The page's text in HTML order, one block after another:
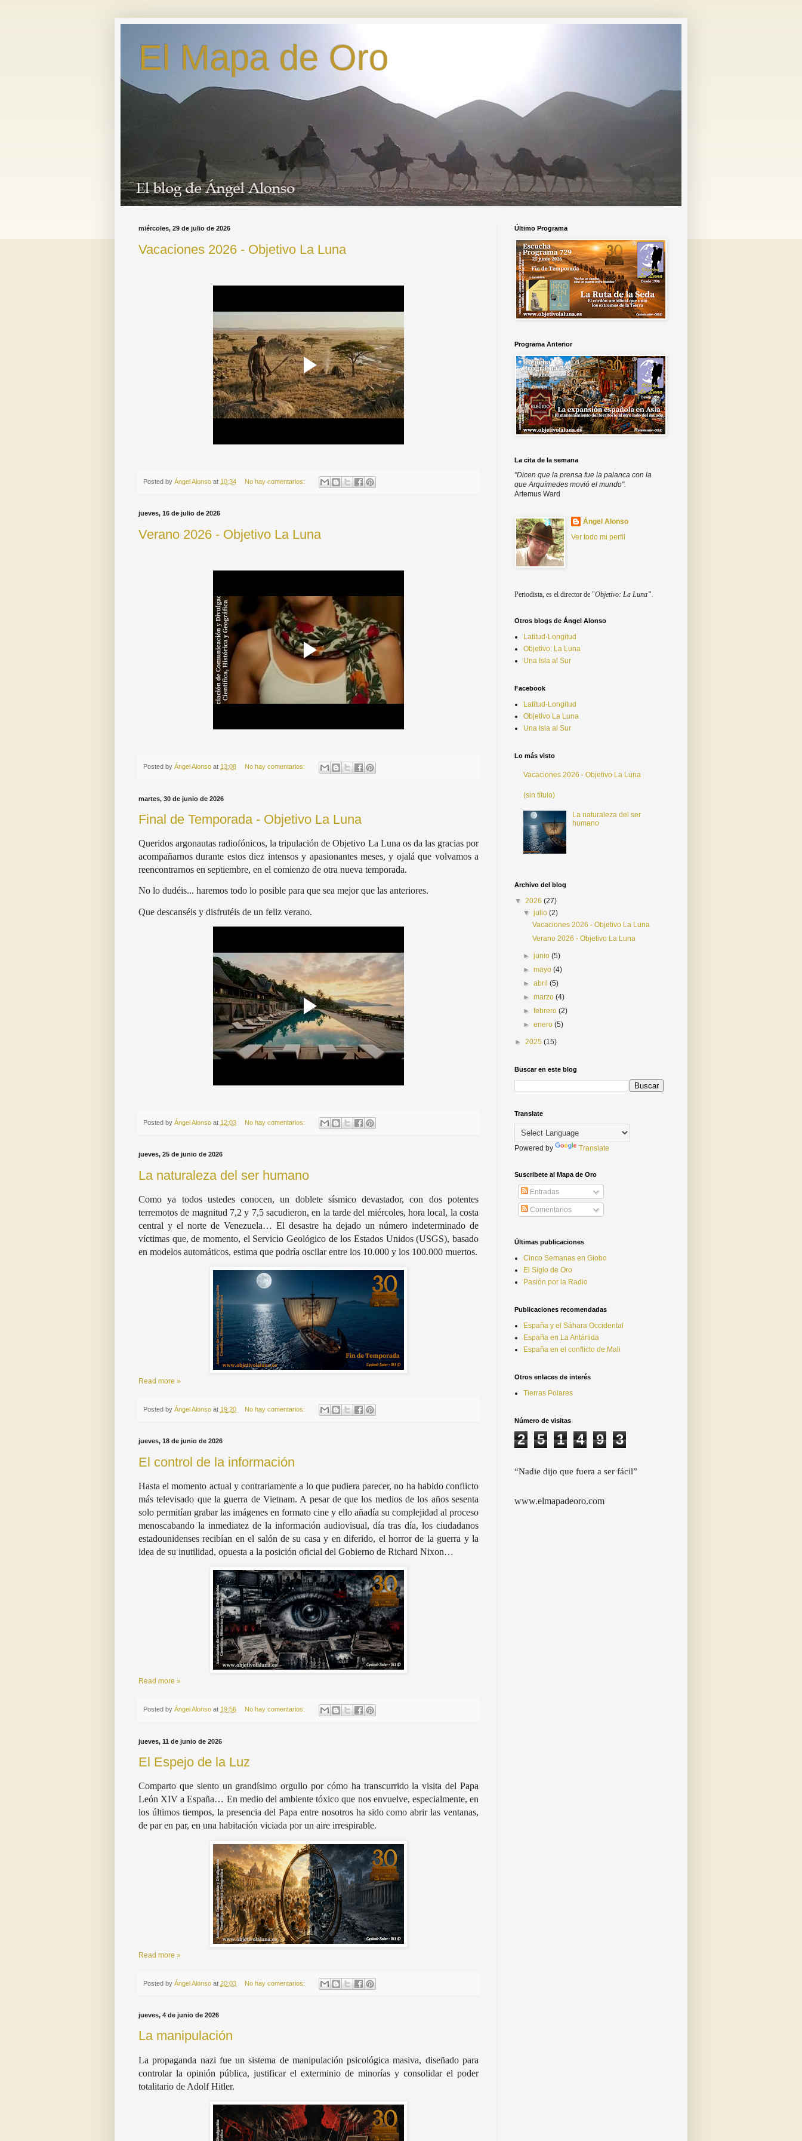
El Mapa de Oro
miércoles, 29 de julio de 2026
Vacaciones 2026 - Objetivo La Luna
Posted by Ángel Alonso at 10:34 No hay comentarios:
jueves, 16 de julio de 2026
Verano 2026 - Objetivo La Luna
Posted by Ángel Alonso at 13:08 No hay comentarios:
martes, 30 de junio de 2026
Final de Temporada - Objetivo La Luna
Queridos argonautas radiofónicos, la tripulación de Objetivo La Luna os da las gracias por
acompañarnos durante estos diez intensos y apasionantes meses, y ojalá que volvamos a
reencontrarnos en septiembre, en el comienzo de otra nueva temporada.
No lo dudéis... haremos todo lo posible para que sea mejor que las anteriores.
Que descanséis y disfrutéis de un feliz verano.
Posted by Ángel Alonso at 12:03 No hay comentarios:
jueves, 25 de junio de 2026
La naturaleza del ser humano
Como ya todos ustedes conocen, un doblete sísmico devastador, con dos potentes
terremotos de magnitud 7,2 y 7,5 sacudieron, en la tarde del miércoles, hora local, la costa
central y el norte de Venezuela… El desastre ha dejado un número indeterminado de
víctimas que, de momento, el Servicio Geológico de los Estados Unidos (USGS), basado
en modelos automáticos, estima que podría oscilar entre los 10.000 y los 100.000 muertos.
Read more »
Posted by Ángel Alonso at 19:20 No hay comentarios:
jueves, 18 de junio de 2026
El control de la información
Hasta el momento actual y contrariamente a lo que pudiera parecer, no ha habido conflicto
más televisado que la guerra de Vietnam. A pesar de que los medios de los años sesenta
solo permitían grabar las imágenes en formato cine y ello añadía su complejidad al proceso
menoscabando la inmediatez de la información audiovisual, día tras día, los ciudadanos
estadounidenses recibían en el salón de su casa y en diferido, el horror de la guerra y la
idea de su inutilidad, opuesta a la posición oficial del Gobierno de Richard Nixon…
Read more »
Posted by Ángel Alonso at 19:56 No hay comentarios:
jueves, 11 de junio de 2026
El Espejo de la Luz
Comparto que siento un grandísimo orgullo por cómo ha transcurrido la visita del Papa
León XIV a España… En medio del ambiente tóxico que nos envuelve, especialmente, en
los últimos tiempos, la presencia del Papa entre nosotros ha sido como abrir las ventanas,
de par en par, en una habitación viciada por un aire irrespirable.
Read more »
Posted by Ángel Alonso at 20:03 No hay comentarios:
jueves, 4 de junio de 2026
La manipulación
La propaganda nazi fue un sistema de manipulación psicológica masiva, diseñado para
controlar la opinión pública, justificar el exterminio de minorías y consolidar el poder
totalitario de Adolf Hitler.
Último Programa
Programa Anterior
La cita de la semana
"Dicen que la prensa fue la palanca con la
que Arquímedes movió el mundo".
Artemus Ward
Ángel Alonso
Ver todo mi perfil
Periodista, es el director de "Objetivo: La Luna”.
Otros blogs de Ángel Alonso
Latitud-Longitud
Objetivo: La Luna
Una Isla al Sur
Facebook
Latitud-Longitud
Objetivo La Luna
Una Isla al Sur
Lo más visto
Vacaciones 2026 - Objetivo La Luna
(sin título)
La naturaleza del ser
humano
Archivo del blog
▼ 2026 (27)
▼julio(2)
Vacaciones 2026 - Objetivo La Luna
Verano 2026 - Objetivo La Luna
►junio(5)
►mayo(4)
►abril(5)
►marzo(4)
►febrero(2)
►enero(5)
► 2025 (15)
Buscar en este blog
Translate
Powered by Translate
Suscribete al Mapa de Oro
Entradas
Comentarios
Últimas publicaciones
Cinco Semanas en Globo
El Siglo de Oro
Pasión por la Radio
Publicaciones recomendadas
España y el Sáhara Occidental
España en La Antártida
España en el conflicto de Mali
Otros enlaces de interés
Tierras Polares
Número de visitas
2 5 1 4 9 3
“Nadie dijo que fuera a ser fácil”
www.elmapadeoro.com